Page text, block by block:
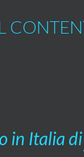
in Italia di